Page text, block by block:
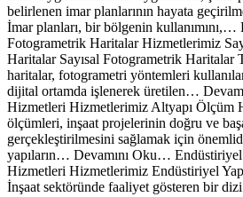
belirlenen imar planlarının hayata
İmar planları, bir bölgenin kullanımını,…
Fotogrametrik Haritalar Hizmetlerimiz
Haritalar Sayısal Fotogrametrik Haritalar
haritalar, fotogrametri yöntemleri
dijital ortamda işlenerek üretilen…
Hizmetleri Hizmetlerimiz Altyapı Ölçüm
ölçümleri, inşaat projelerinin doğru ve
gerçekleştirilmesini sağlamak için
yapıların… Devamını Oku… Endüstiriyel
Hizmetleri Hizmetlerimiz Endüstiriyel
İnşaat sektöründe faaliyet gösteren bir